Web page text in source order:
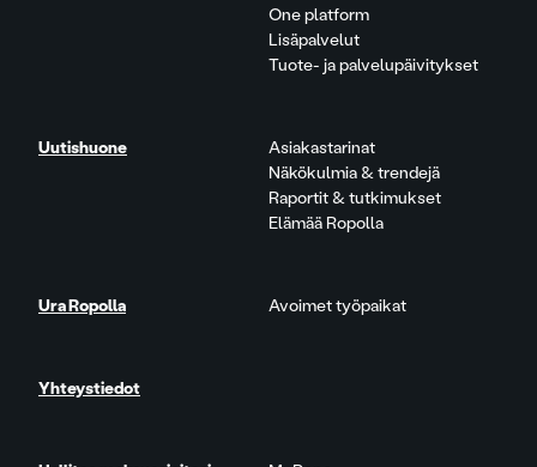
One platform
Lisäpalvelut
Tuote- ja palvelupäivitykset
Uutishuone
Asiakastarinat
Näkökulmia & trendejä
Raportit & tutkimukset
Elämää Ropolla
Ura Ropolla Avoimet työpaikat
Yhteystiedot